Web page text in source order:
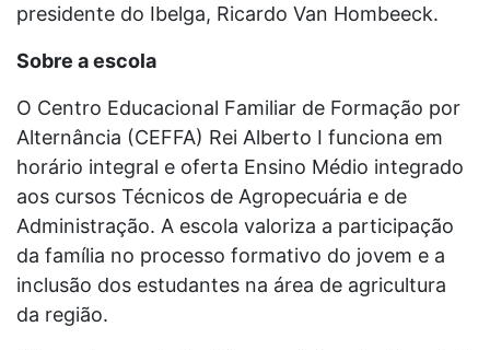
presidente do Ibelga, Ricardo Van Hombeeck.
Sobre a escola
O Centro Educacional Familiar de Formação por
Alternância (CEFFA) Rei Alberto I funciona em
horário integral e oferta Ensino Médio integrado
aos cursos Técnicos de Agropecuária e de
Administração. A escola valoriza a participação
da família no processo formativo do jovem e a
inclusão dos estudantes na área de agricultura
da região.